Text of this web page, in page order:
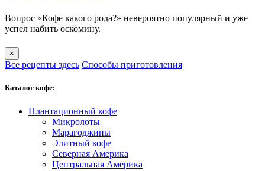
Вопрос «Кофе какого рода?» невероятно популярный и уже
успел набить оскомину.
×
Все рецепты здесь Способы приготовления
Каталог кофе:
Плантационный кофе
Микролоты
Марагоджипы
Элитный кофе
Северная Америка
Центральная Америка